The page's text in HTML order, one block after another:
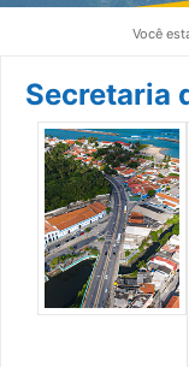
Você
Secretaria